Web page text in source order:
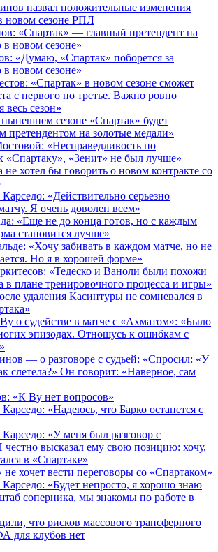
назвал положительные изменения
новом сезоне РПЛ
«Спартак» — главный претендент на
новом сезоне»
«Думаю, «Спартак» поборется за
новом сезоне»
«Спартак» в новом сезоне сможет
с первого по третье. Важно ровно
весь сезон»
сезоне «Спартак» будет
претендентом на золотые медали»
«Несправедливость по
«Зенит» не был лучше»
хотел бы говорить о новом контракте со
«Действительно серьезно
Я очень доволен всем»
«Еще не до конца готов, но с каждым
становится лучше»
«Хочу забивать в каждом матче, но не
Но я в хорошей форме»
«Тедеско и Ваноли были похожи
в плане тренировочного процесса и игры»
удаления Касинтуры не сомневался в
о судействе в матче с «Ахматом»: «Было
эпизодах. Отношусь к ошибкам с
— о разговоре с судьей: «Спросил: «У
слетела?» Он говорит: «Наверное, сам
«К Ву нет вопросов»
«Надеюсь, что Барко останется с
«У меня был разговор с
высказал ему свою позицию: хочу,
в «Спартаке»
хочет вести переговоры со «Спартаком»
«Будет непросто, я хорошо знаю
соперника, мы знакомы по работе в
что рисков массового трансферного
для клубов нет